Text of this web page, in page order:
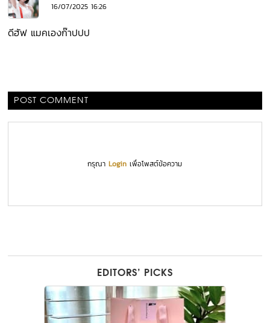
16/07/2025 16:26
ดีฮัฟ แมคเองก๊าปปป
POST COMMENT
กรุณาLogin เพื่อโพสต์ข้อความ
EDITORS’ PICKS